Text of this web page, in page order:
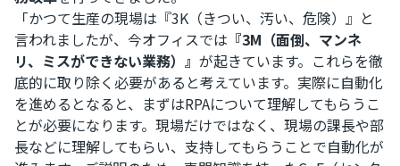
「かつて生産の現場は『3K（きつい、汚い、危険）』と
言われましたが、今オフィスでは 『3M（面倒、マンネ
リ、ミスができない業務）』 が起きています。これらを徹
底的に取り除く必要があると考えています。実際に自動化
を進めるとなると、まずはRPAについて理解してもらうこ
とが必要になります。現場だけではなく、現場の課長や部
長などに理解してもらい、支持してもらうことで自動化が